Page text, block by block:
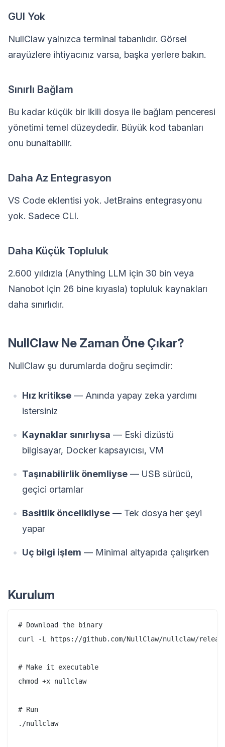
GUI Yok
NullClaw yalnızca terminal tabanlıdır. Görsel
arayüzlere ihtiyacınız varsa, başka yerlere bakın.
Sınırlı Bağlam
Bu kadar küçük bir ikili dosya ile bağlam penceresi
yönetimi temel düzeydedir. Büyük kod tabanları
onu bunaltabilir.
Daha Az Entegrasyon
VS Code eklentisi yok. JetBrains entegrasyonu
yok. Sadece CLI.
Daha Küçük Topluluk
2.600 yıldızla (Anything LLM için 30 bin veya
Nanobot için 26 bine kıyasla) topluluk kaynakları
daha sınırlıdır.
NullClaw Ne Zaman Öne Çıkar?
NullClaw şu durumlarda doğru seçimdir:
Hız kritikse — Anında yapay zeka yardımı
istersiniz
Kaynaklar sınırlıysa — Eski dizüstü
bilgisayar, Docker kapsayıcısı, VM
Taşınabilirlik önemliyse — USB sürücü,
geçici ortamlar
Basitlik öncelikliyse — Tek dosya her şeyi
yapar
Uç bilgi işlem — Minimal altyapıda çalışırken
Kurulum
# Download the binary
curl -L https://github.com/NullClaw/nullclaw/
# Make it executable
chmod +x nullclaw
# Run
./nullclaw